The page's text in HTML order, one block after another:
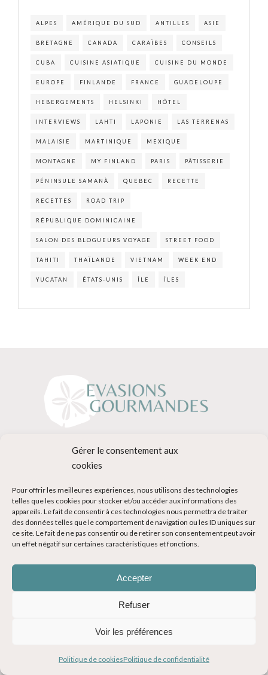
Gérer le consentement aux
cookies
Pour offrir les meilleures expériences, nous utilisons des technologies
telles que les cookies pour stocker et/ou accéder aux informations des
appareils. Le fait de consentir à ces technologies nous permettra de traiter
des données telles que le comportement de navigation ou les ID uniques sur
ce site. Le fait de ne pas consentir ou de retirer son consentement peut avoir
un effet négatif sur certaines caractéristiques et fonctions.
Accepter
Refuser
Voir les préférences
Politique de cookiesPolitique de confidentialité
ALPES AMÉRIQUE DU SUD ANTILLES ASIE
BRETAGNE CANADA CARAÏBES CONSEILS
CUBA CUISINE ASIATIQUE CUISINE DU MONDE
EUROPE FINLANDE FRANCE GUADELOUPE
HEBERGEMENTS HELSINKI HÔTEL
INTERVIEWS LAHTI LAPONIE LAS TERRENAS
MALAISIE MARTINIQUE MEXIQUE
MONTAGNE MY FINLAND PARIS PÂTISSERIE
PÉNINSULE SAMANÀ QUEBEC RECETTE
RECETTES ROAD TRIP
RÉPUBLIQUE DOMINICAINE
SALON DES BLOGUEURS VOYAGE STREET FOOD
TAHITI THAÏLANDE VIETNAM WEEK END
YUCATAN ÉTATS-UNIS ÎLE ÎLES
Blog voyage et cuisine du monde de Clo, une voyageuse
passionnée et ultra-gourmande. Récits, conseils, road trip,
aventures et recettes.
Mes voyages
Amérique Centrale & Caraïbes